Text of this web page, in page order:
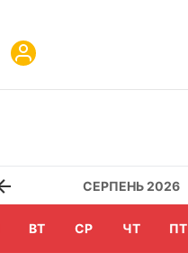
СЕРПЕНЬ 2026
ВТ СР ЧТ ПТ